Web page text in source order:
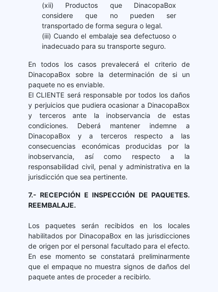
(xii) Productos que DinacopaBox
considere que no pueden ser
transportado de forma segura o legal.
(iii) Cuando el embalaje sea defectuoso o
inadecuado para su transporte seguro.
En todos los casos prevalecerá el criterio de
DinacopaBox sobre la determinación de si un
paquete no es enviable.
El CLIENTE será responsable por todos los daños
y perjuicios que pudiera ocasionar a DinacopaBox
y terceros ante la inobservancia de estas
condiciones. Deberá mantener indemne a
DinacopaBox y a terceros respecto a las
consecuencias económicas producidas por la
inobservancia, así como respecto a la
responsabilidad civil, penal y administrativa en la
jurisdicción que sea pertinente.
7.- RECEPCIÓN E INSPECCIÓN DE PAQUETES.
REEMBALAJE.
Los paquetes serán recibidos en los locales
habilitados por DinacopaBox en las jurisdicciones
de origen por el personal facultado para el efecto.
En ese momento se constatará preliminarmente
que el empaque no muestra signos de daños del
paquete antes de proceder a recibirlo.